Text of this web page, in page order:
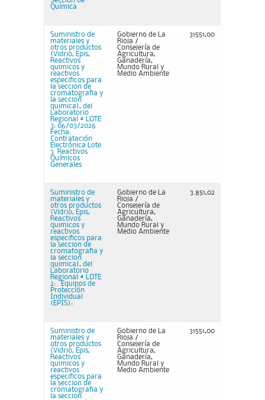
Química
Suministro de
materiales y
otros productos
(Vidrio, Epis,
Reactivos
quimicos y
reactivos
especificos para
la seccion de
cromatografia y
la seccion
quimica), del
Laboratorio
Regional # LOTE
3: 06/03/2026
Fecha:
Contratación
Electrónica Lote
3. Reactivos
Químicos
Generales
Gobierno de La
Rioja /
Consejería de
Agricultura,
Ganadería,
Mundo Rural y
Medio Ambiente
31551,00
Suministro de
materiales y
otros productos
(Vidrio, Epis,
Reactivos
quimicos y
reactivos
especificos para
la seccion de
cromatografia y
la seccion
quimica), del
Laboratorio
Regional # LOTE
2: . Equipos de
Protección
Individual
(EPIS):
Gobierno de La
Rioja /
Consejería de
Agricultura,
Ganadería,
Mundo Rural y
Medio Ambiente
3.851,02
Suministro de
materiales y
otros productos
(Vidrio, Epis,
Reactivos
quimicos y
reactivos
especificos para
la seccion de
cromatografia y
la seccion
Gobierno de La
Rioja /
Consejería de
Agricultura,
Ganadería,
Mundo Rural y
Medio Ambiente
31551,00